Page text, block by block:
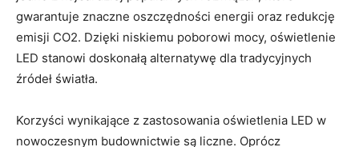
gwarantuje znaczne⁤ oszczędności energii oraz redukcję⁣
emisji ⁣CO2. Dzięki niskiemu poborowi mocy, oświetlenie
LED stanowi doskonałą alternatywę dla tradycyjnych
źródeł światła.
Korzyści wynikające z zastosowania oświetlenia LED w
nowoczesnym budownictwie‍ są liczne. Oprócz